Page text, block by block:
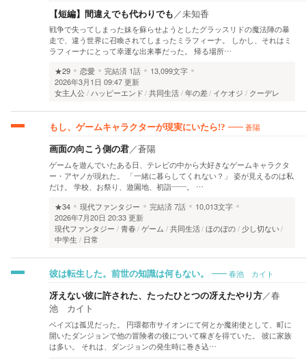
【短編】間違えでも代わりでも ／未知香
戦争で失ってしまった妹を蘇らせようとしたグラッスリドの魔法陣の暴
走で、違う世界に召喚されてしまったミラフィーナ。 しかし、それはミ
ラフィーナにとって幸運な出来事だった。 帰る場所…
★29
恋愛 完結済 1話
13,099文字
2026年3月1日 09:47 更新
女主人公 ハッピーエンド 共同生活 年の差 イケオジ クーデレ
もし、ゲームキャラクターが現実にいたら!? 蒼陽
画面の向こう側の君／蒼陽
ゲームを遊んでいたある日、テレビの中から大好きなゲームキャラクタ
ー・アヤノが現れた。 「一緒に暮らしてくれない？」 姿が見えるのは私
だけ。 学校、お祭り、遊園地、初詣――。 …
★34
現代ファンタジー 完結済7話
10,013文字
2026年7月20日 20:33 更新
現代ファンタジー
青春 ゲーム 共同生活 ほのぼの
少し切ない
中学生
日常
彼は転生した。前世の知識は何もない。 春池 カイト
冴えない彼に許された、たったひとつの冴えたやり方／春
池 カイト
ベイズは孤児だった。 円環都市サイオンにて何とか魔術使として、町に
開いたダンジョンで他の冒険者の後について稼ぎを得ていた。 彼に家族
は多い。 それは、ダンジョンの発生時に巻き込…